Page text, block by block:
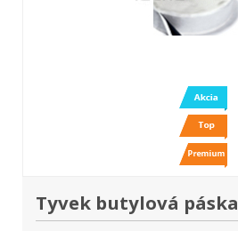
Tyvek butylová páska